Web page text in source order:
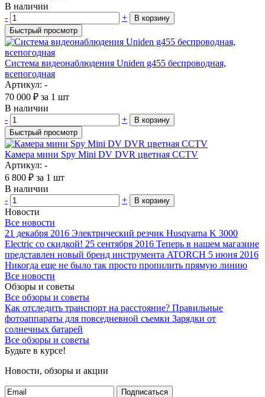
В наличии
-
+
В корзину
Быстрый просмотр
Система видеонаблюдения Uniden g455 беспроводная,
всепогодная
Артикул: -
70 000 ₽ за 1 шт
В наличии
-
+
В корзину
Быстрый просмотр
Камера мини Spy Mini DV DVR цветная CCTV
Артикул: -
6 800 ₽ за 1 шт
В наличии
-
+ В корзину
Новости
Все новости
21 декабря 2016 Электрический резчик Husqvarna K 3000
Electric со скидкой! 25 сентября 2016 Теперь в нашем магазине
представлен новый бренд инструмента ATORCH 5 июня 2016
Никогда еще не было так просто пропилить прямую линию
Все новости
Обзоры и советы
Все обзоры и советы
Как отследить транспорт на расстояние? Правильные
фотоаппараты для повседневной съемки Зарядки от
солнечных батарей
Все обзоры и советы
Будьте в курсе!
Новости, обзоры и акции
Подписаться